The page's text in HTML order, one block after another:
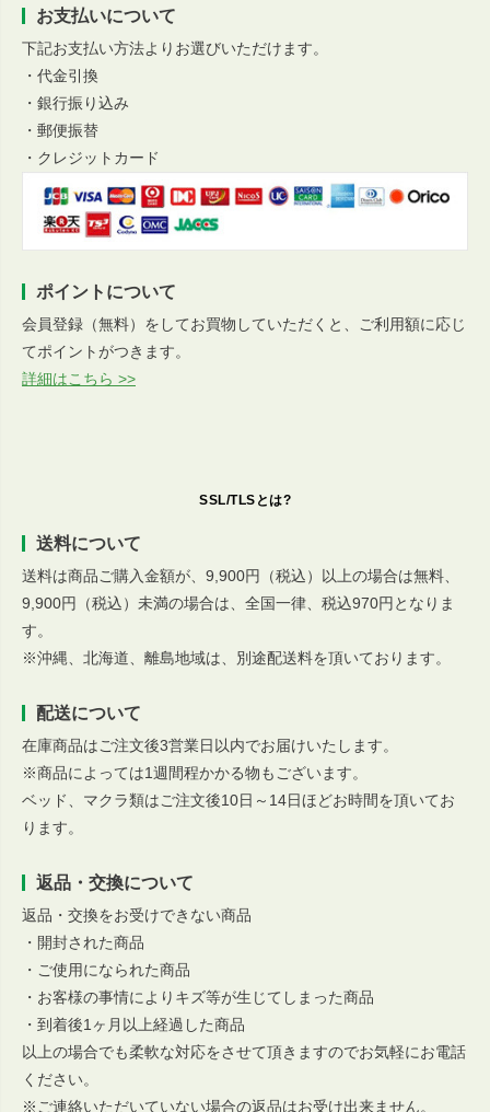
お支払いについて
下記お支払い方法よりお選びいただけます。
・代金引換
・銀行振り込み
・郵便振替
・クレジットカード
ポイントについて
会員登録（無料）をしてお買物していただくと、ご利用額に応じ
てポイントがつきます。
詳細はこちら >>
SSL/TLSとは?
送料について
送料は商品ご購入金額が、9,900円（税込）以上の場合は無料、
9,900円（税込）未満の場合は、全国一律、税込970円となりま
す。
※沖縄、北海道、離島地域は、別途配送料を頂いております。
配送について
在庫商品はご注文後3営業日以内でお届けいたします。
※商品によっては1週間程かかる物もございます。
ベッド、マクラ類はご注文後10日～14日ほどお時間を頂いてお
ります。
返品・交換について
返品・交換をお受けできない商品
・開封された商品
・ご使用になられた商品
・お客様の事情によりキズ等が生じてしまった商品
・到着後1ヶ月以上経過した商品
以上の場合でも柔軟な対応をさせて頂きますのでお気軽にお電話
ください。
※ご連絡いただいていない場合の返品はお受け出来ません。